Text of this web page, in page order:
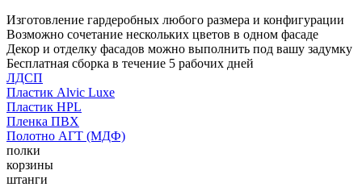
Изготовление гардеробных любого размера и конфигурации
Возможно сочетание нескольких цветов в одном фасаде
Декор и отделку фасадов можно выполнить под вашу задумку
Бесплатная сборка в течение 5 рабочих дней
ЛДСП
Пластик Alvic Luxe
Пластик HPL
Пленка ПВХ
Полотно АГТ (МДФ)
полки
корзины
штанги